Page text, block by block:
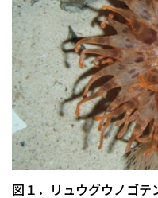
図１．リュウグウノゴテ